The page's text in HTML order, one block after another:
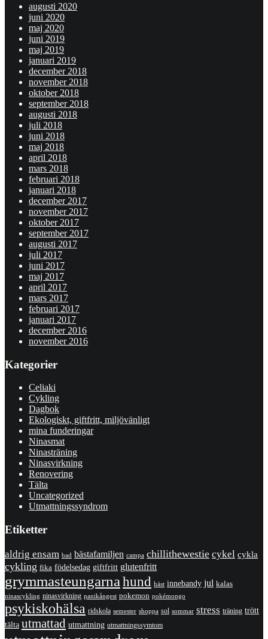
augusti 2020
juni 2020
maj 2020
juni 2019
maj 2019
januari 2019
december 2018
november 2018
oktober 2018
september 2018
augusti 2018
juli 2018
juni 2018
maj 2018
april 2018
mars 2018
februari 2018
januari 2018
december 2017
november 2017
oktober 2017
september 2017
augusti 2017
juli 2017
juni 2017
maj 2017
april 2017
mars 2017
februari 2017
januari 2017
december 2016
november 2016
Kategorier
Celiaki
Cykling
Dagbok
Ekologiskt, giftfritt, miljövänligt
mina funderingar
Ninasmat
Ninasträning
Ninasvirkning
Renovering
Tälta
Uncategorized
Utmattningssyndrom
Etiketter
aldrig ensam bad bästafamiljen campa chillithewestie cykel cykla
cykling fika födelsedag giftfritt glutenfritt
grymmasteungarna hund häst innebandy jul kalas
ninascykling ninasvirkning panikångest pokemon pokémongo
psykiskohälsa ridskola semester shoppa sol sommar stress träning trött
tälta utmattad utmattning utmattningssymtom